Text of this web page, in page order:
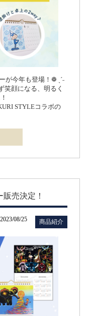
が今年も登場！❁ ˎˊ˗
笑顔になる、明るく
STYLEコラボの
販売決定！
2023/08/25 商品紹介